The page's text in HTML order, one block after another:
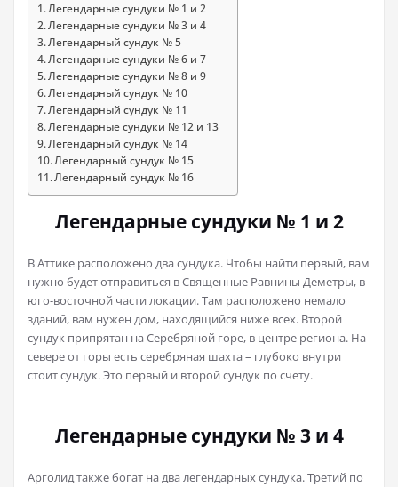
Легендарные сундуки № 1 и 2
Легендарные сундуки № 3 и 4
Легендарный сундук № 5
Легендарные сундуки № 6 и 7
Легендарные сундуки № 8 и 9
Легендарный сундук № 10
Легендарный сундук № 11
Легендарные сундуки № 12 и 13
Легендарный сундук № 14
Легендарный сундук № 15
Легендарный сундук № 16
Легендарные сундуки № 1 и 2
В Аттике расположено два сундука. Чтобы найти первый, вам
нужно будет отправиться в Священные Равнины Деметры, в
юго-восточной части локации. Там расположено немало
зданий, вам нужен дом, находящийся ниже всех. Второй
сундук припрятан на Серебряной горе, в центре региона. На
севере от горы есть серебряная шахта – глубоко внутри
стоит сундук. Это первый и второй сундук по счету.
Легендарные сундуки № 3 и 4
Арголид также богат на два легендарных сундука. Третий по